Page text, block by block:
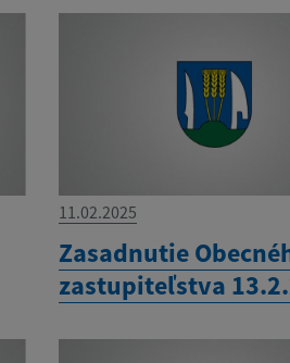
11.02.2025
Zasadnutie
zastupiteľstva